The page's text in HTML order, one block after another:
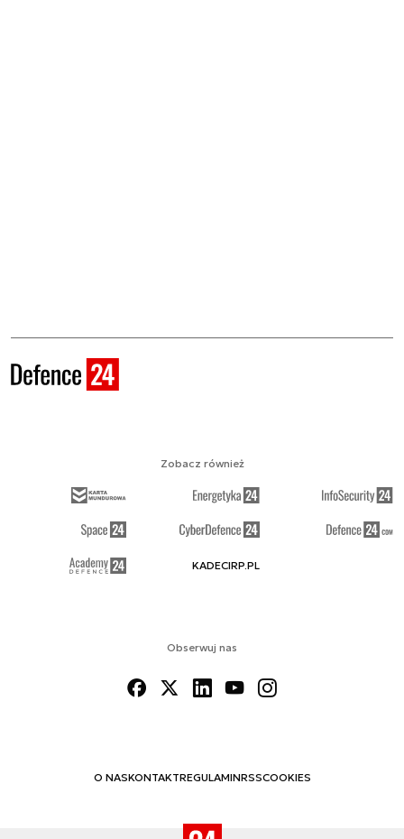
Obserwuj nas
O NASKONTAKTREGULAMINRSSCOOKIES
Zobacz również
KADECIRP.PL